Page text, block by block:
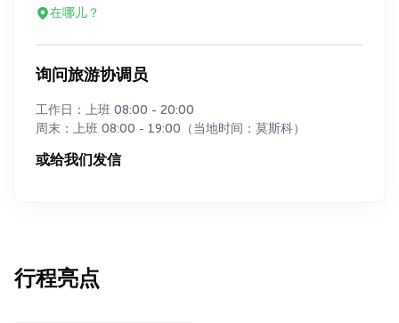
在哪儿？
询问旅游协调员
工作日：上班 08:00 - 20:00
周末：上班 08:00 - 19:00（当地时间：莫斯科）
或给我们发信
行程亮点